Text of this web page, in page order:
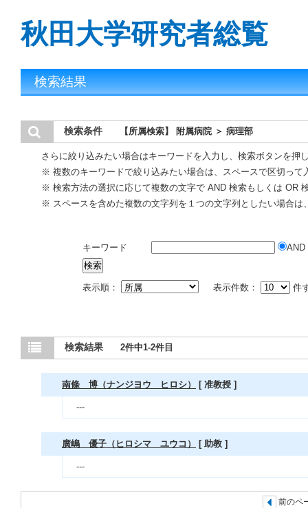
秋田大学研究者総覧
検索結果
検索条件 【所属検索】 附属病院 ＞ 病理部
さらに絞り込みたい場合はキーワードを入力し、検索ボタンを押
※ 複数のキーワードで絞り込みたい場合は、スペースで区切って
※ 検索方法の選択に応じて複数の文字で AND 検索もしくは OR
※ スペースを含めた複数の文字列を１つの文字列としたい場合は
キーワード AND
表示順： 表示件数： 件
検索結果 2件中1-2件目
南條 博（ナンジヨウ ヒロシ） [ 准教授 ]
---
廣嶋 優子（ヒロシマ ユウコ） [ 助教 ]
---
前のペ